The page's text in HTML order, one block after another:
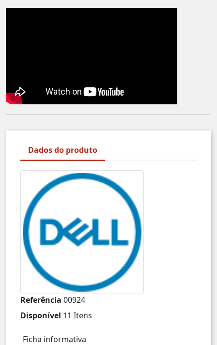
Dados do produto
Referência 00924
Disponível 11 Itens
Ficha informativa